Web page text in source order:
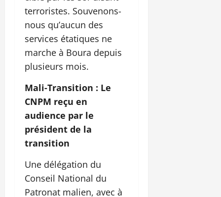
terroristes. Souvenons-
nous qu’aucun des
services étatiques ne
marche à Boura depuis
plusieurs mois.
Mali-Transition : Le
CNPM reçu en
audience par le
président de la
transition
Une délégation du
Conseil National du
Patronat malien, avec à